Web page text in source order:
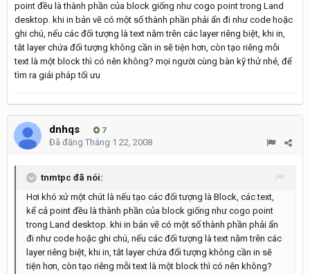
point đều là thành phần của block giống như cogo point trong Land
desktop. khi in bản vẽ có một số thành phần phải ẩn đi như code hoặc
ghi chú, nếu các đối tượng là text nằm trên các layer riêng biệt, khi in,
tắt layer chứa đối tượng không cần in sẽ tiện hơn, còn tạo riêng mỗi
text là một block thì có nên không? mọi người cùng bàn kỹ thử nhé, để
tìm ra giải pháp tối ưu
dnhqs 7
Đã đăng Tháng 1 22, 2008
tnmtpc đã nói:
Hơi khó xử một chút là nếu tạo các đối tượng là Block, các text,
kể cả point đều là thành phần của block giống như cogo point
trong Land desktop. khi in bản vẽ có một số thành phần phải ẩn
đi như code hoặc ghi chú, nếu các đối tượng là text nằm trên các
layer riêng biệt, khi in, tắt layer chứa đối tượng không cần in sẽ
tiện hơn, còn tạo riêng mỗi text là một block thì có nên không?